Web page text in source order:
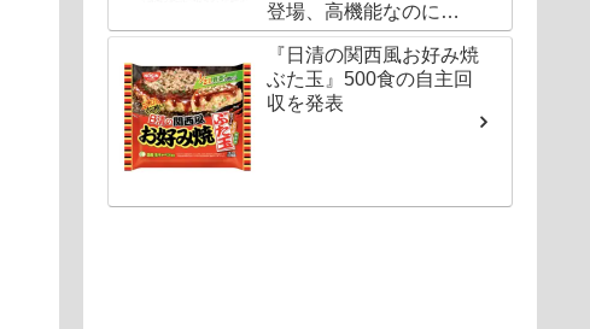
登場、高機能なのに
1000円以下〜の圧倒的
コスパ
『日清の関西風お好み焼
ぶた玉』500食の自主回
収を発表